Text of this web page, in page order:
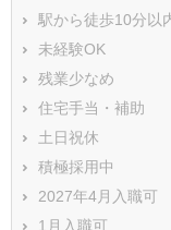
駅から徒歩10分以
未経験OK
残業少なめ
住宅手当・補助
土日祝休
積極採用中
2027年4月入職可
1月入職可